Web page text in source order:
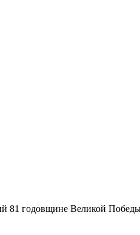
81 годовщине Великой